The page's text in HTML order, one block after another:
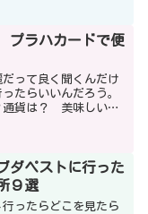
プラハカードで便
って良く聞くんだけ
たらいいんだろう。
通貨は？ 美味しいも
纏めてみましたので使
い。
ダペストに行った
９選
ったらどこを見たら